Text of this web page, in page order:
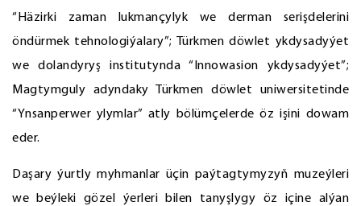
“Häzirki zaman lukmançylyk we derman serişdelerini
öndürmek tehnologiýalary”; Türkmen döwlet ykdysadyýet
we dolandyryş institutynda “Innowasion ykdysadyýet”;
Magtymguly adyndaky Türkmen döwlet uniwersitetinde
“Ynsanperwer ylymlar” atly bölümçelerde öz işini dowam
eder.
Daşary ýurtly myhmanlar üçin paýtagtymyzyň muzeýleri
we beýleki gözel ýerleri bilen tanyşlygy öz içine alýan